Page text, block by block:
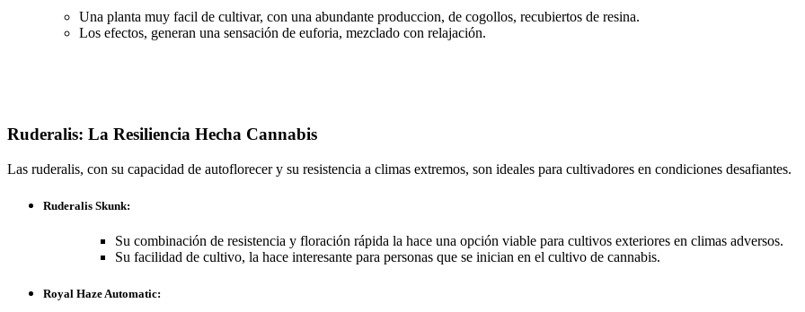
Una planta muy facil de cultivar, con una abundante produccion, de cogollos, recubiertos de resina.
Los efectos, generan una sensación de euforia, mezclado con relajación.
Ruderalis: La Resiliencia Hecha Cannabis
Las ruderalis, con su capacidad de autoflorecer y su resistencia a climas extremos, son ideales para cultivadores en condiciones desafiantes.
Ruderalis Skunk:
Su combinación de resistencia y floración rápida la hace una opción viable para cultivos exteriores en climas adversos.
Su facilidad de cultivo, la hace interesante para personas que se inician en el cultivo de cannabis.
Royal Haze Automatic: